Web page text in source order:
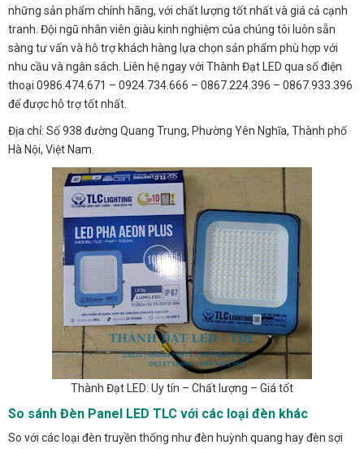
những sản phẩm chính hãng, với chất lượng tốt nhất và giá cả cạnh
tranh. Đội ngũ nhân viên giàu kinh nghiệm của chúng tôi luôn sẵn
sàng tư vấn và hỗ trợ khách hàng lựa chọn sản phẩm phù hợp với
nhu cầu và ngân sách. Liên hệ ngay với Thành Đạt LED qua số điện
thoại 0986.474.671 – 0924.734.666 – 0867.224.396 – 0867.933.396
để được hỗ trợ tốt nhất.
Địa chỉ: Số 938 đường Quang Trung, Phường Yên Nghĩa, Thành phố
Hà Nội, Việt Nam.
Thành Đạt LED: Uy tín – Chất lượng – Giá tốt
So sánh Đèn Panel LED TLC với các loại đèn khác
So với các loại đèn truyền thống như đèn huỳnh quang hay đèn sợi